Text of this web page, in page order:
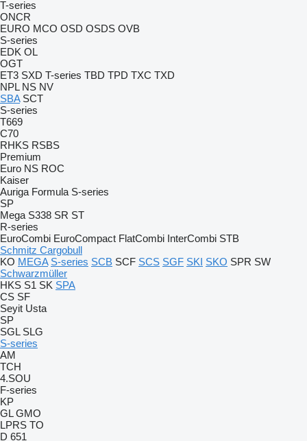
T-series
ONCR
EURO MCO OSD OSDS OVB
S-series
EDK OL
OGT
ET3 SXD T-series TBD TPD TXC TXD
NPL NS NV
SBA SCT
S-series
T669
C70
RHKS RSBS
Premium
Euro NS ROC
Kaiser
Auriga Formula S-series
SP
Mega S338 SR ST
R-series
EuroCombi EuroCompact FlatCombi InterCombi STB
Schmitz Cargobull
KO MEGA S-series SCB SCF SCS SGF SKI SKO SPR SW
Schwarzmüller
HKS S1 SK SPA
CS SF
Seyit Usta
SP
SGL SLG
S-series
AM
TCH
4.SOU
F-series
KP
GL GMO
LPRS TO
D 651